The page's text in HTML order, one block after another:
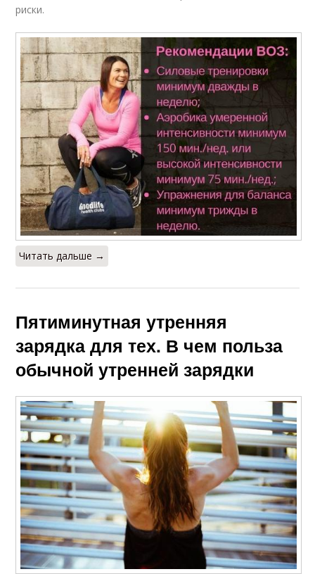
риски.
Читать дальше →
Пятиминутная утренняя
зарядка для тех. В чем польза
обычной утренней зарядки